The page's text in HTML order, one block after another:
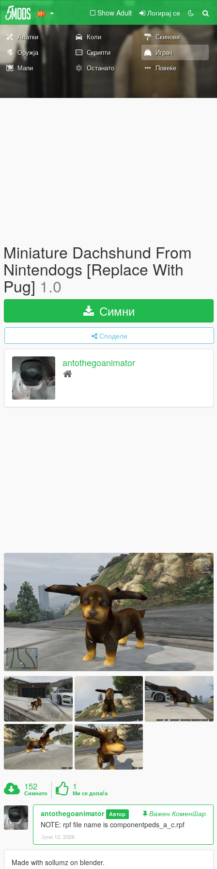
Show Adult Логирај се
Алатки Коли
Скинови
Оружја
Скрипти
Играч
Мапи
Останато Повеќе
Miniature Dachshund From
Nintendogs [Replace With
Pug] 1.0
Симни
Сподели
antothegoanimator
152
Симнато
1
Ми се допаѓа
antothegoanimator Автор
Важен Коментар
NOTE: rpf file name is componentpeds_a_c.rpf
Јуни 12, 2026
Made with sollumz on blender.